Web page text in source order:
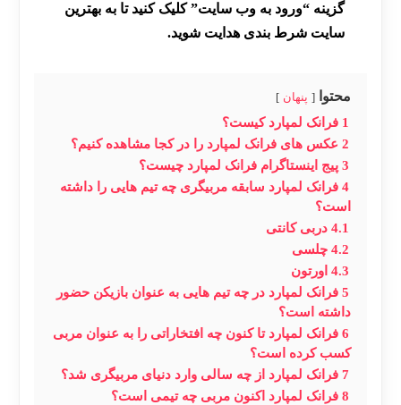
گزینه “ورود به وب سایت” کلیک کنید تا به بهترین
سایت شرط بندی هدایت شوید.
محتوا پنهان
1 فرانک لمپارد کیست؟
2 عکس های فرانک لمپارد را در کجا مشاهده کنیم؟
3 پیج اینستاگرام فرانک لمپارد چیست؟
4 فرانک لمپارد سابقه مربیگری چه تیم هایی را داشته
است؟
4.1 دربی کانتی
4.2 چلسی
4.3 اورتون
5 فرانک لمپارد در چه تیم هایی به عنوان بازیکن حضور
داشته است؟
6 فرانک لمپارد تا کنون چه افتخاراتی را به عنوان مربی
کسب کرده است؟
7 فرانک لمپارد از چه سالی وارد دنیای مربیگری شد؟
8 فرانک لمپارد اکنون مربی چه تیمی است؟